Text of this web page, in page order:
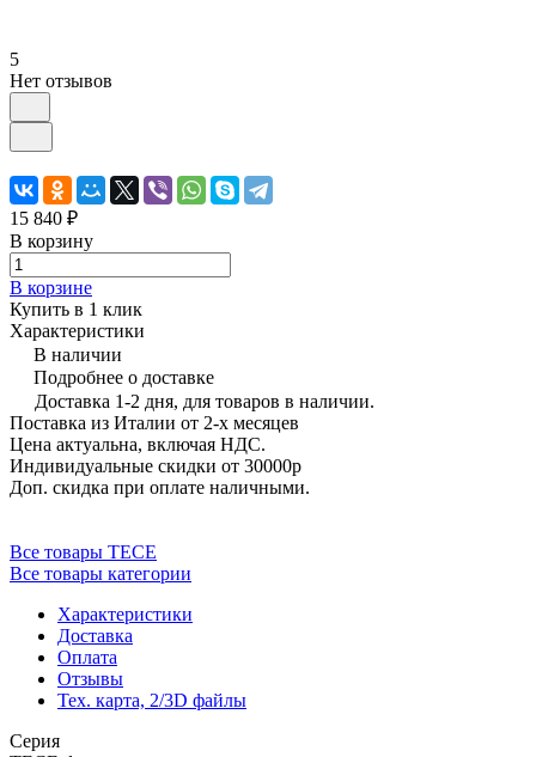
5
Нет отзывов
15 840 ₽
В корзину
В корзине
Купить в 1 клик
Характеристики
В наличии
Подробнее о доставке
Доставка 1-2 дня, для товаров в наличии.
Поставка из Италии от 2-х месяцев
Цена актуальна, включая НДС.
Индивидуальные скидки от 30000р
Доп. скидка при оплате наличными.
Все товары TECE
Все товары категории
Характеристики
Доставка
Оплата
Отзывы
Тех. карта, 2/3D файлы
Серия